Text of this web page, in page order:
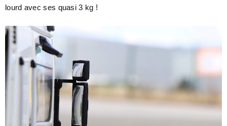
lourd avec ses quasi 3 kg !